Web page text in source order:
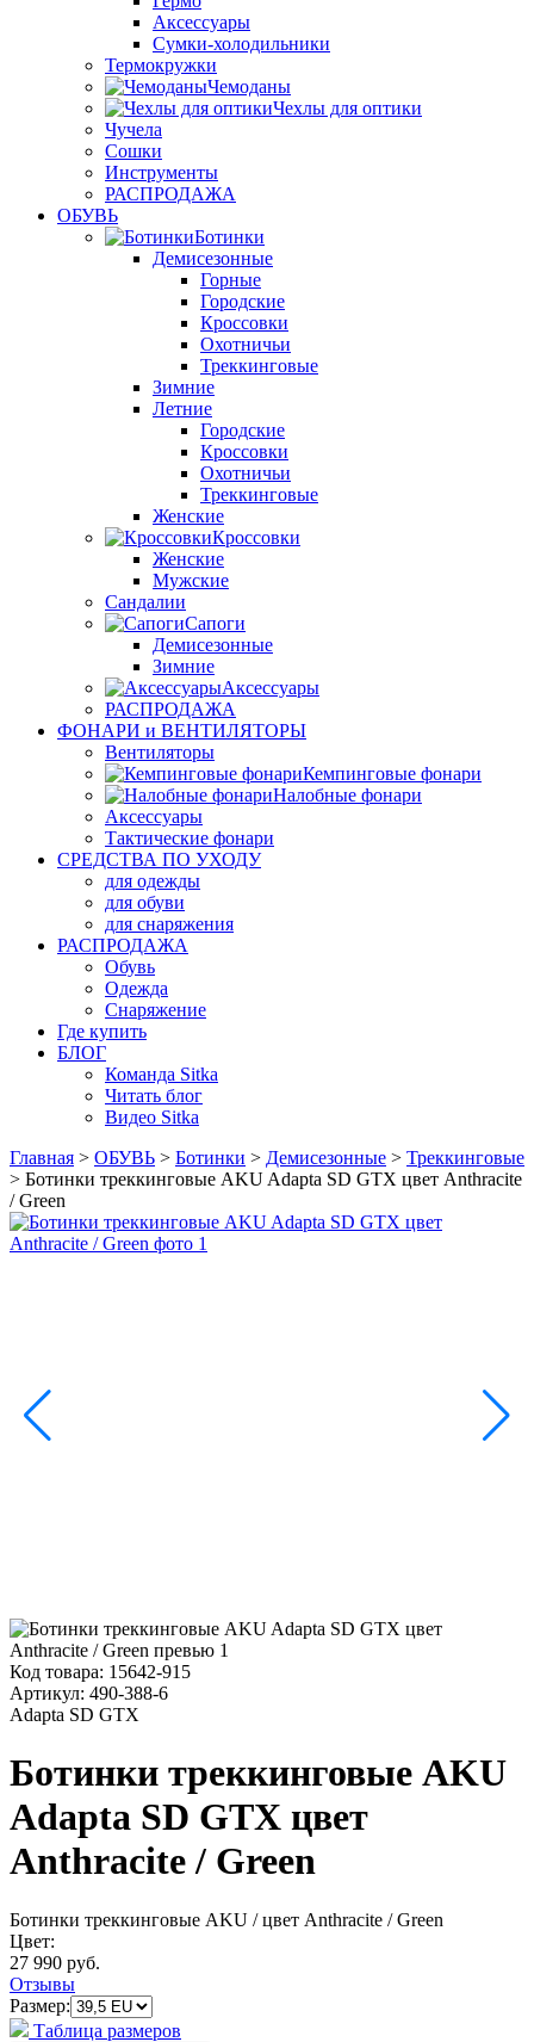
Аксессуары
Сумки-холодильники
Термокружки
Чемоданы
Чехлы для оптики
Чучела
Сошки
Инструменты
РАСПРОДАЖА
ОБУВЬ
Ботинки
Демисезонные
Горные
Городские
Кроссовки
Охотничьи
Треккинговые
Зимние
Летние
Городские
Кроссовки
Охотничьи
Треккинговые
Женские
Кроссовки
Женские
Мужские
Сандалии
Сапоги
Демисезонные
Зимние
Аксессуары
РАСПРОДАЖА
ФОНАРИ и ВЕНТИЛЯТОРЫ
Вентиляторы
Кемпинговые фонари
Налобные фонари
Аксессуары
Тактические фонари
СРЕДСТВА ПО УХОДУ
для одежды
для обуви
для снаряжения
РАСПРОДАЖА
Обувь
Одежда
Снаряжение
Где купить
БЛОГ
Команда Sitka
Читать блог
Видео Sitka
Главная > ОБУВЬ > Ботинки > Демисезонные > Треккинговые
> Ботинки треккинговые AKU Adapta SD GTX цвет Anthracite
/ Green
Код товара: 15642-915
Артикул: 490-388-6
Adapta SD GTX
Ботинки треккинговые AKU
Adapta SD GTX цвет
Anthracite / Green
Ботинки треккинговые AKU / цвет Anthracite / Green
Цвет:
27 990 руб.
Отзывы
Размер:
Таблица размеров